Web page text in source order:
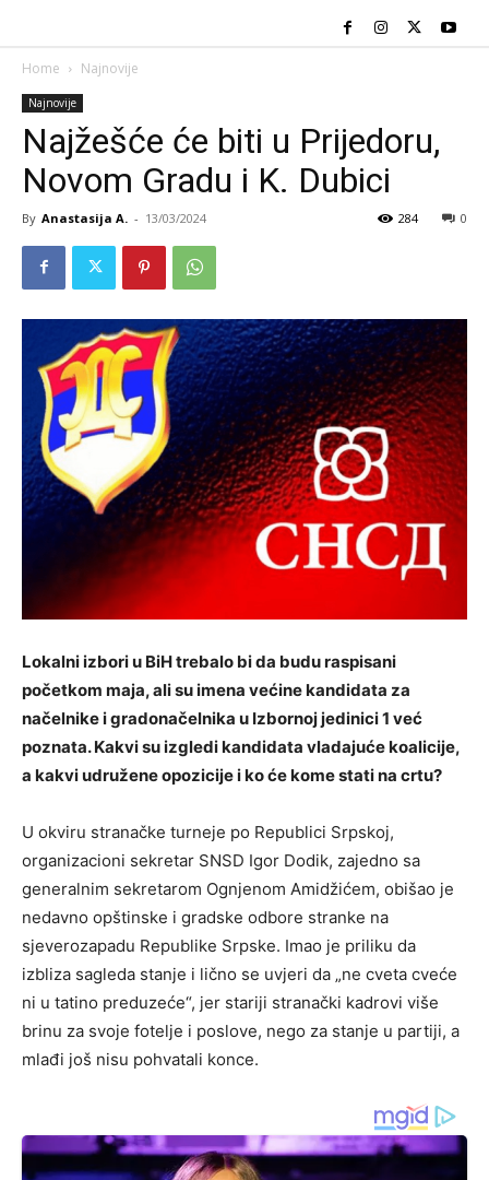
Home Najnovije
Najnovije
Najžešće će biti u Prijedoru,
Novom Gradu i K. Dubici
By Anastasija A. - 13/03/2024 0
284
Lokalni izbori u BiH trebalo bi da budu raspisani
početkom maja, ali su imena većine kandidata za
načelnike i gradonačelnika u Izbornoj jedinici 1 već
poznata. Kakvi su izgledi kandidata vladajuće koalicije,
a kakvi udružene opozicije i ko će kome stati na crtu?
U okviru stranačke turneje po Republici Srpskoj,
organizacioni sekretar SNSD Igor Dodik, zajedno sa
generalnim sekretarom Ognjenom Amidžićem, obišao je
nedavno opštinske i gradske odbore stranke na
sjeverozapadu Republike Srpske. Imao je priliku da
izbliza sagleda stanje i lično se uvjeri da „ne cveta cveće
ni u tatino preduzeće“, jer stariji stranački kadrovi više
brinu za svoje fotelje i poslove, nego za stanje u partiji, a
mlađi još nisu pohvatali konce.